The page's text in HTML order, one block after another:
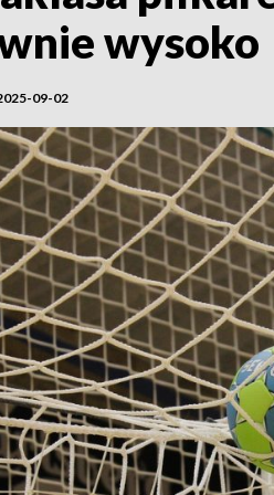
wysoko
09-02